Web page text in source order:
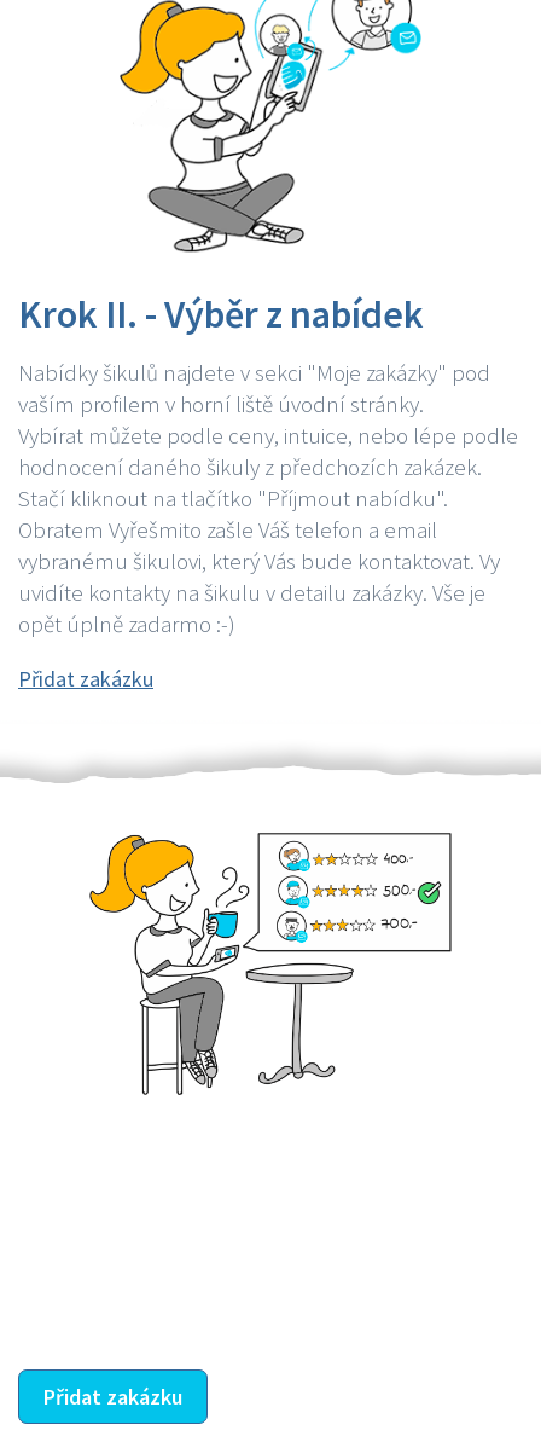
Krok II. - Výběr z nabídek
Nabídky šikulů najdete v sekci "Moje zakázky" pod
vaším profilem v horní liště úvodní stránky.
Vybírat můžete podle ceny, intuice, nebo lépe podle
hodnocení daného šikuly z předchozích zakázek.
Stačí kliknout na tlačítko "Příjmout nabídku".
Obratem Vyřešmito zašle Váš telefon a email
vybranému šikulovi, který Vás bude kontaktovat. Vy
uvidíte kontakty na šikulu v detailu zakázky. Vše je
opět úplně zadarmo :-)
Přidat zakázku
Přidat zakázku